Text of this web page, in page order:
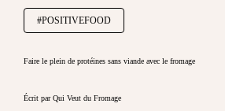
#POSITIVEFOOD
Faire le plein de protéines sans viande avec le fromage
Écrit par Qui Veut du Fromage